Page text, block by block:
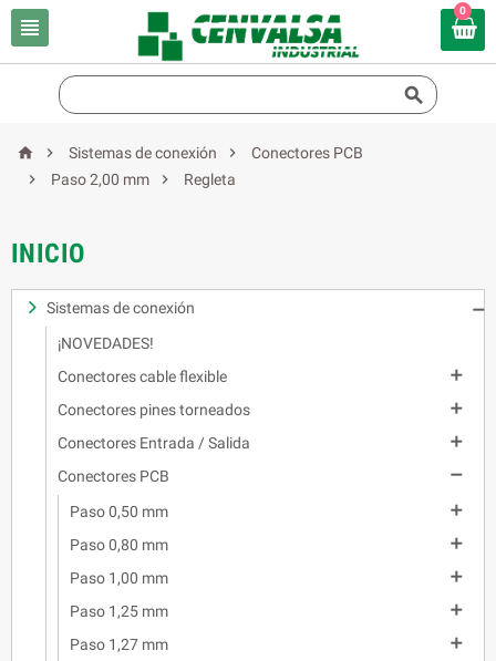

0

  Sistemas de conexión 
Conectores PCB

Paso 2,00 mm  Regleta
INICIO
Sistemas de conexión

¡NOVEDADES!
Conectores cable flexible

Conectores pines torneados

Conectores Entrada / Salida

Conectores PCB

Paso 0,50 mm

Paso 0,80 mm

Paso 1,00 mm

Paso 1,25 mm

Paso 1,27 mm
